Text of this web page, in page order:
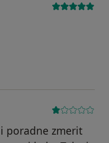
poradne zmerit